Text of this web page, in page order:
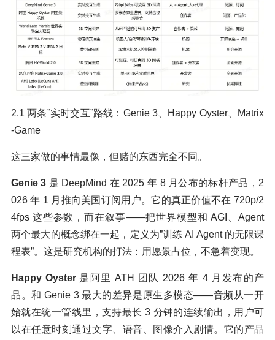
2.1 两条”实时交互”路线：Genie 3、Happy Oyster、Matrix
-Game
这三家做的事情最像，但赌的东西完全不同。
Genie 3 是 DeepMind 在 2025 年 8 月公布的标杆产品，2
026 年 1 月推向美国订阅用户。它的真正价值不在 720p/2
4fps 这些参数，而在叙事——把世界模型和 AGI、Agent
两个最大的概念绑在一起，定义为”训练 AI Agent 的无限课
程表”。这是研究机构的打法：用愿景占位，不急着变现。
Happy Oyster是阿里 ATH 团队 2026 年 4 月发布的产
品。和 Genie 3 最大的差异是原生多模态——音频从一开
始就在统一管线里，支持最长 3 分钟的连续输出，用户可
以在任意时刻通过文字、语音、图像介入剧情。它的产品